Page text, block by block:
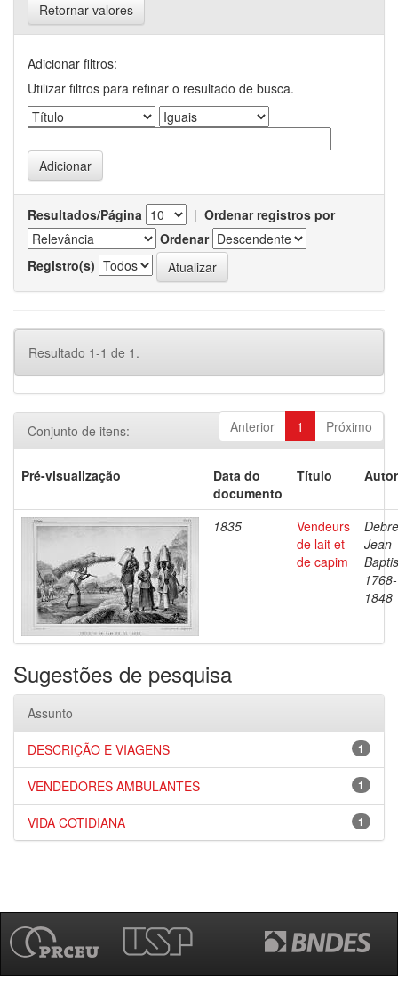
Retornar valores
Adicionar filtros:
Utilizar filtros para refinar o resultado de busca.
Resultados/Página | Ordenar registros por
Ordenar
Registro(s)
Resultado 1-1 de 1.
Anterior 1 Próximo
Conjunto de itens:
Pré-visualização
Data do
documento
Título
1835
Vendeurs
de lait et
de capim
Jean
1768-
1848
Sugestões de pesquisa
Assunto
1
DESCRIÇÃO E VIAGENS
1
VENDEDORES AMBULANTES
1
VIDA COTIDIANA